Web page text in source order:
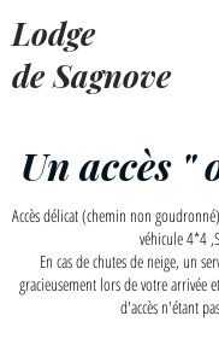
Lodge
de Sagnove
Un accès
Accès délicat (chemin non
véhicule 4*4
En cas de chutes de neige, un
gracieusement lors de votre arrivée
d'accès n'étant